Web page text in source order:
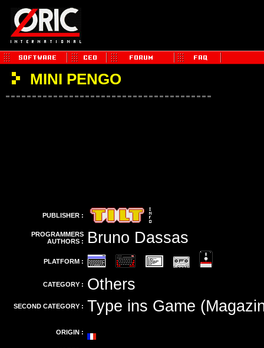
MINI PENGO
PUBLISHER :
PROGRAMMERS
AUTHORS :
Bruno Dassas
PLATFORM :
CATEGORY : Others
SECOND CATEGORY : Type ins Game
ORIGIN :